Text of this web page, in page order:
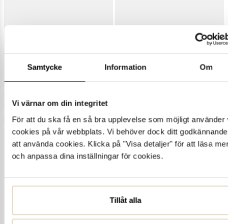
Samtycke Information Om
Vi värnar om din integritet
För att du ska få en så bra upplevelse som möjligt använder
cookies på vår webbplats. Vi behöver dock ditt
att använda cookies. Klicka på "Visa detaljer" för att läsa
och anpassa dina inställningar för cookies.
Tillåt alla